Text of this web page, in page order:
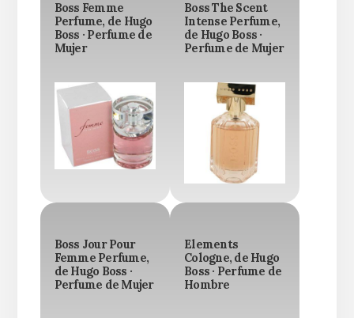
Boss Femme
Perfume, de Hugo
Boss · Perfume de
Mujer
Boss The Scent
Intense Perfume,
de Hugo Boss ·
Perfume de Mujer
Boss Jour Pour
Femme Perfume,
de Hugo Boss ·
Perfume de Mujer
Elements
Cologne, de Hugo
Boss · Perfume de
Hombre